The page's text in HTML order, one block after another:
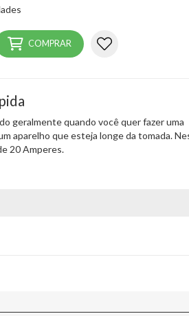
COMPRAR
geralmente quando você quer fazer uma
aparelho que esteja longe da tomada.
20 Amperes.